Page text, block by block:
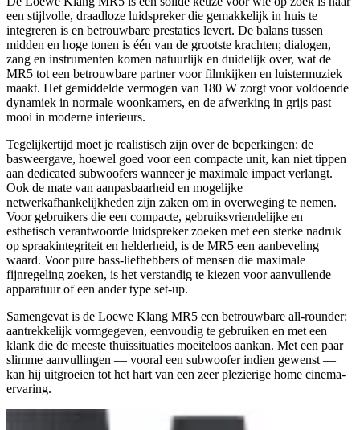
een stijlvolle, draadloze luidspreker die gemakkelijk in huis te
integreren is en betrouwbare prestaties levert. De balans tussen
midden en hoge tonen is één van de grootste krachten; dialogen,
zang en instrumenten komen natuurlijk en duidelijk over, wat de
MR5 tot een betrouwbare partner voor filmkijken en luistermuziek
maakt. Het gemiddelde vermogen van 180 W zorgt voor voldoende
dynamiek in normale woonkamers, en de afwerking in grijs past
mooi in moderne interieurs.
Tegelijkertijd moet je realistisch zijn over de beperkingen: de
basweergave, hoewel goed voor een compacte unit, kan niet tippen
aan dedicated subwoofers wanneer je maximale impact verlangt.
Ook de mate van aanpasbaarheid en mogelijke
netwerkafhankelijkheden zijn zaken om in overweging te nemen.
Voor gebruikers die een compacte, gebruiksvriendelijke en
esthetisch verantwoorde luidspreker zoeken met een sterke nadruk
op spraakintegriteit en helderheid, is de MR5 een aanbeveling
waard. Voor pure bass-liefhebbers of mensen die maximale
fijnregeling zoeken, is het verstandig te kiezen voor aanvullende
apparatuur of een ander type set-up.
Samengevat is de Loewe Klang MR5 een betrouwbare all-rounder:
aantrekkelijk vormgegeven, eenvoudig te gebruiken en met een
klank die de meeste thuissituaties moeiteloos aankan. Met een paar
slimme aanvullingen — vooral een subwoofer indien gewenst —
kan hij uitgroeien tot het hart van een zeer plezierige home cinema-
ervaring.